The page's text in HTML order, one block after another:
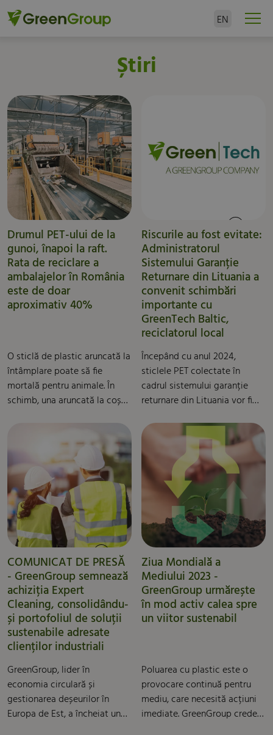
EN
Știri
Drumul PET-ului de la
gunoi, înapoi la raft.
Rata de reciclare a
ambalajelor în România
este de doar
aproximativ 40%
O sticlă de plastic aruncată la
întâmplare poate să fie
mortală pentru animale. În
schimb, una aruncată la coșul
milion de PET-uri de plastic
sunt aruncate la gunoi pe
planetă. În România, deși
avem ce, cum și unde să
reciclăm, țara noastră
importă deșeuri din toată
Europa.
Riscurile au fost evitate:
Administratorul
Sistemului Garanție
Returnare din Lituania a
convenit schimbări
importante cu
GreenTech Baltic,
reciclatorul local
Începând cu anul 2024,
sticlele PET colectate în
cadrul sistemului garanție
returnare din Lituania vor fi
materie primă potrivită
pentru producția de noi
ambalaje PET. Totodată,
Administratorul Sistemului
Garanție Returnare din
Lituania (USAD) și
producătorii și importatorii
pe care îi reprezintă vor avea
prioritate de achiziție pentru
această materie primă.
Aceasta este asigurată printr-
un acord suplimentar între
USAD, care administrează
sistemul depozit și GreenTech
Acest acord va asigura că
producătorii de băuturi și
importatorii pot îndeplini
cerințele legislației UE și
lituaniene și pot crea un
COMUNICAT DE PRESĂ
- GreenGroup semnează
achiziția Expert
Cleaning, consolidându-
și portofoliul de soluții
sustenabile adresate
clienților industriali
GreenGroup, lider în
economia circulară și
gestionarea deșeurilor în
Europa de Est, a încheiat un
Ziua Mondială a
Mediului 2023 -
GreenGroup urmărește
în mod activ calea spre
un viitor sustenabil
Poluarea cu plastic este o
provocare continuă pentru
mediu, care necesită acțiuni
imediate. GreenGroup crede